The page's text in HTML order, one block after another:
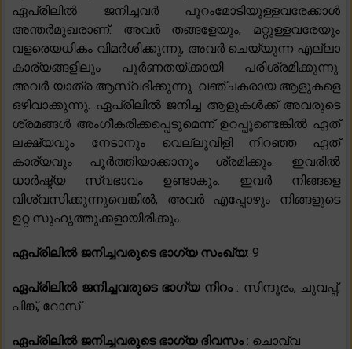
ഏപ്രിലിൽ ജനിച്ചവർ പുറംമോടിയുള്ളവരേക്കാൾ
അന്തർമുഖരാണ്. അവർ തങ്ങളേയും, മറ്റുള്ളവരേയും
വളരെയധികം വിമർശിക്കുന്നു, അവർ ചെയ്യുന്ന എല്ലാ
കാര്യങ്ങളിലും പൂർണതയ്ക്കായി പരിശ്രമിക്കുന്നു.
അവർ യാത്ര ആസ്വദിക്കുന്നു. വഞ്ചകരായ ആളുകളെ
ഒഴിവാക്കുന്നു. ഏപ്രിലിൽ ജനിച്ച ആളുകൾക്ക് അവരുടെ
ശ്രമങ്ങൾ അംഗീകരിക്കപ്പെടുമെന്ന് ഉറപ്പുണ്ടെങ്കിൽ ഏത്
ലക്ഷ്യവും നേടാനും വെല്ലുവിളി നിറഞ്ഞ ഏത്
കാര്യവും പൂർത്തിയാക്കാനും ശ്രമിക്കും. ഇവരിൽ
ധാർഷ്ട്യ സ്വഭാവം ഉണ്ടാകും. ഇവർ നിങ്ങളെ
വിശ്വസിക്കുന്നുവെങ്കിൽ, അവർ എപ്പോഴും നിങ്ങളുടെ
ഉറ്റ സുഹൃത്തുക്കളായിരിക്കും.
ഏപ്രിലിൽ ജനിച്ചവരുടെ ഭാഗ്യ സംഖ്യ: 9
ഏപ്രിലിൽ ജനിച്ചവരുടെ ഭാഗ്യ നിറം: സിന്ദൂരം, ചുവപ്പ്,
പിങ്ക്, റോസ്
ഏപ്രിലിൽ ജനിച്ചവരുടെ ഭാഗ്യ ദിവസം : ചൊവ്വ